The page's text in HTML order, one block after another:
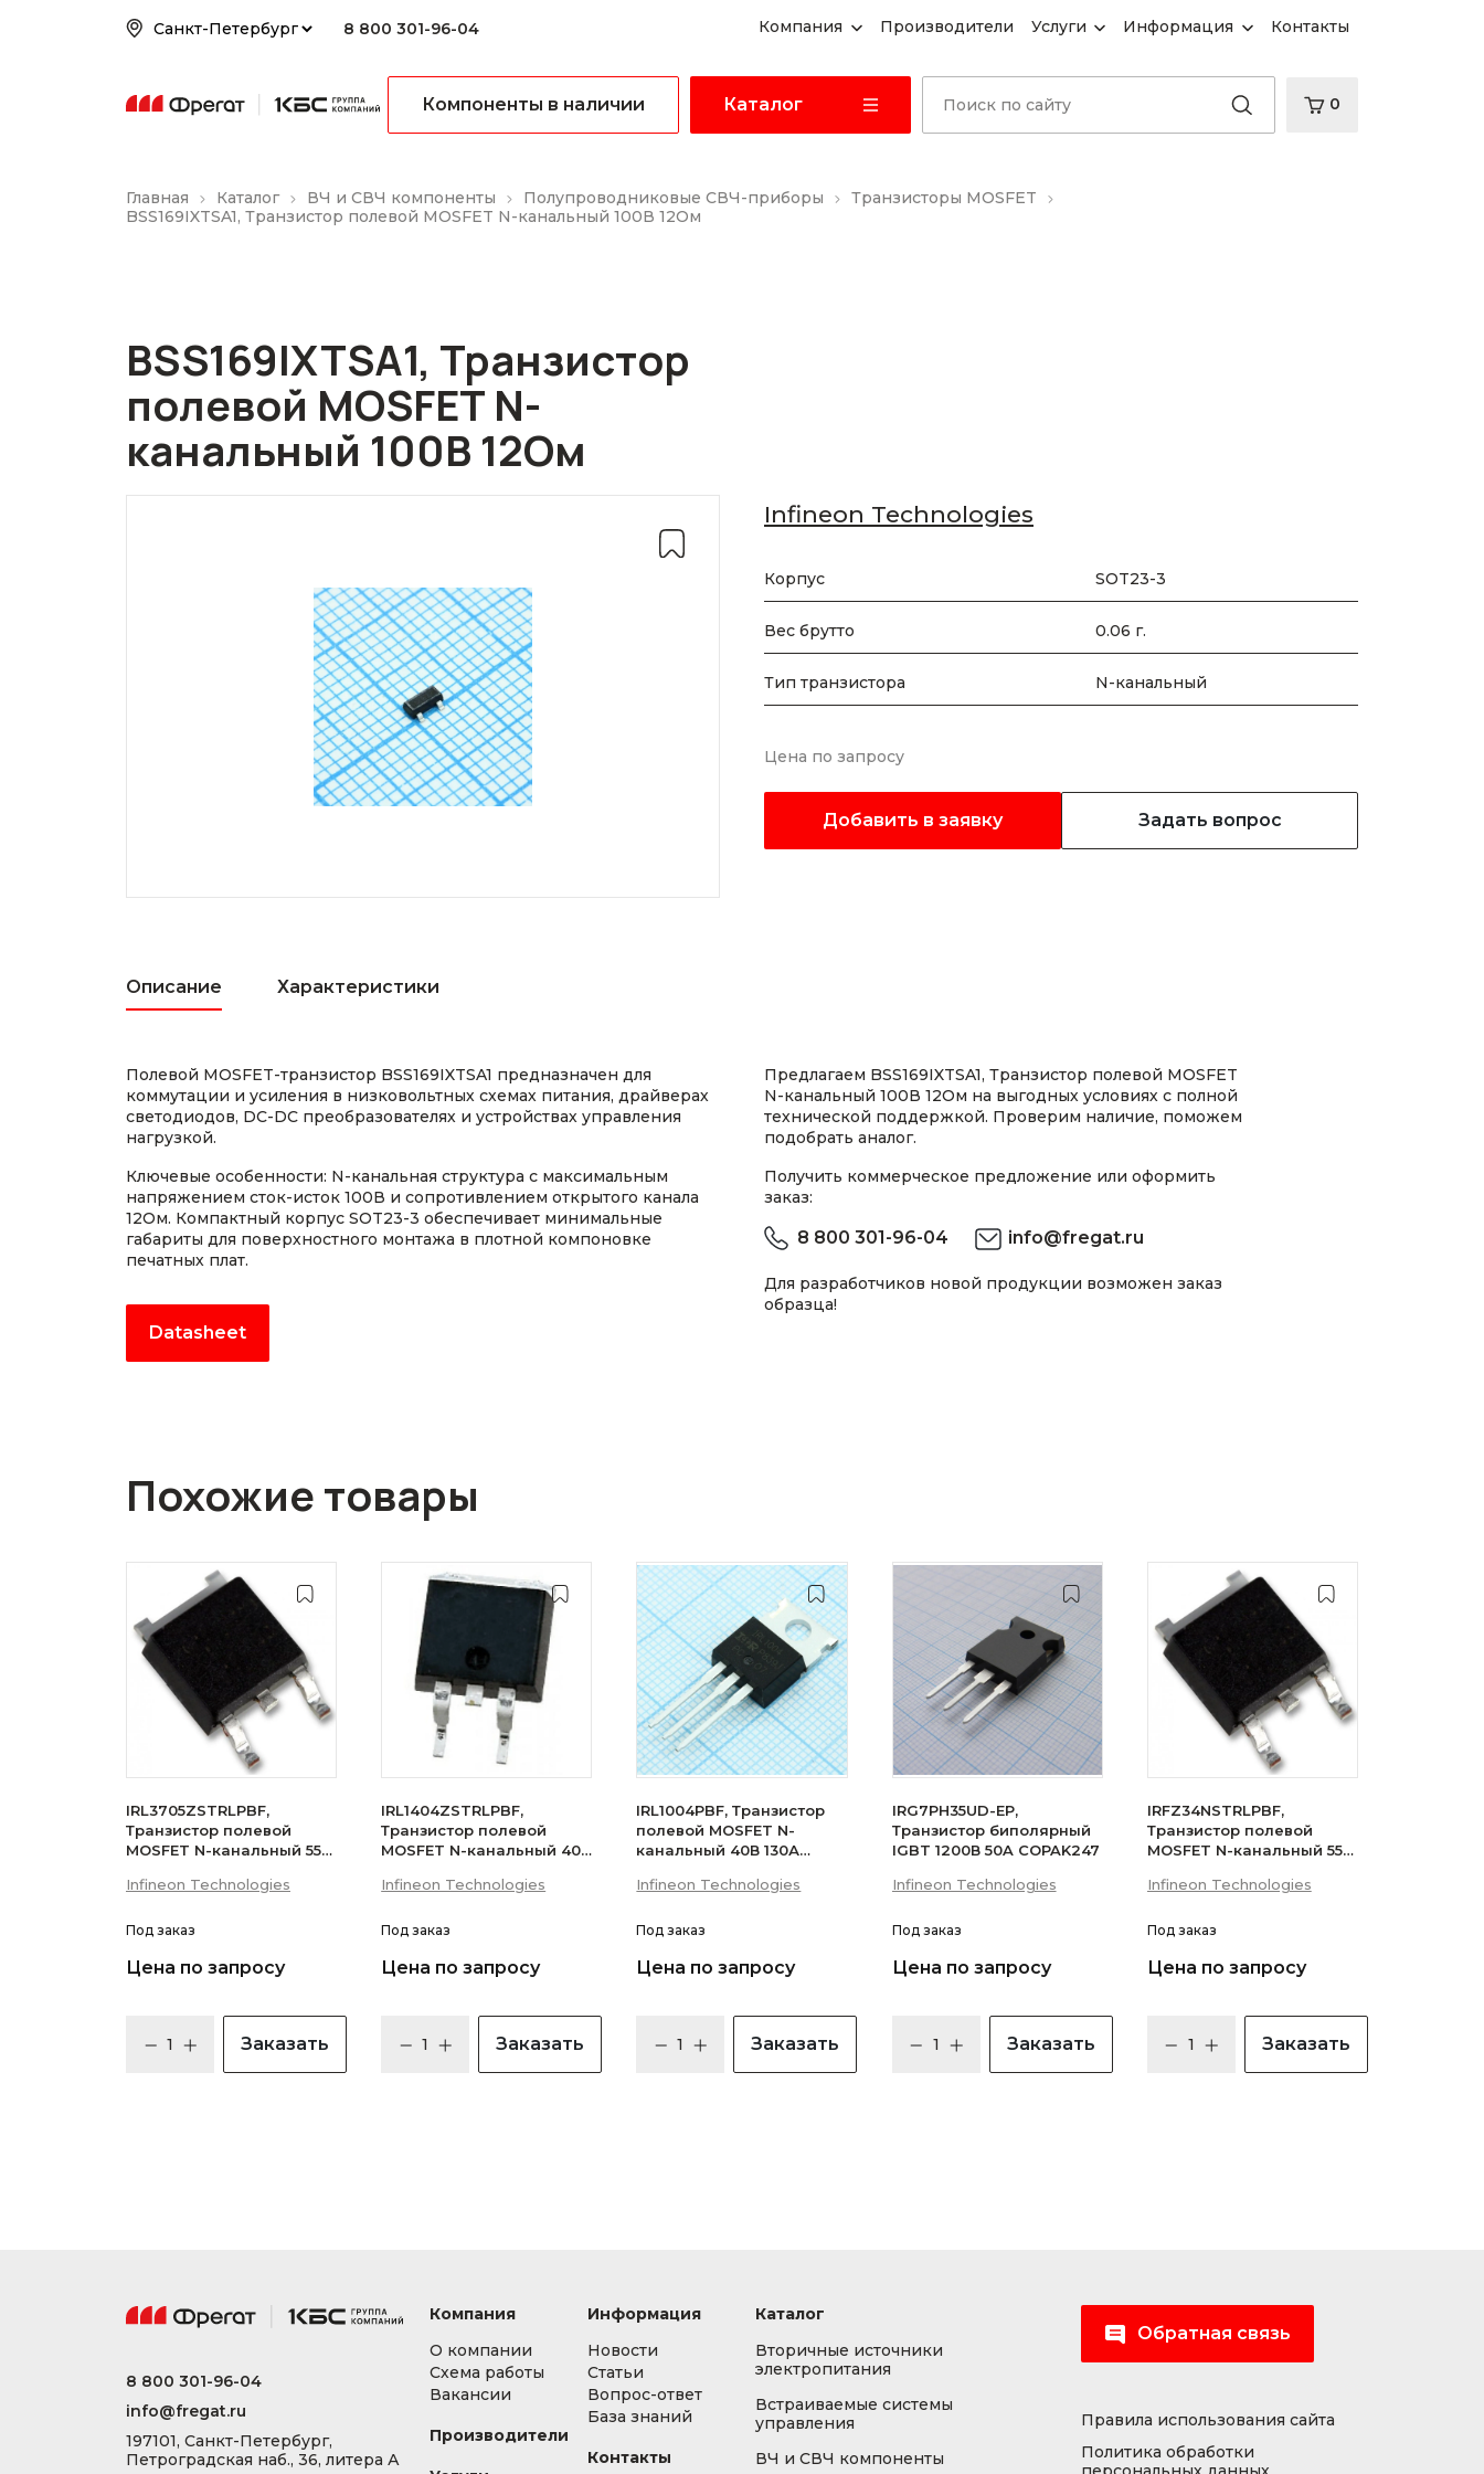
8 800 301-96-04 Компания Производители Услуги Информация Контакты
Компоненты в наличии Каталог 0
Главная Каталог ВЧ и СВЧ компоненты Полупроводниковые СВЧ-приборы
Транзисторы MOSFET
BSS169IXTSA1, Транзистор полевой MOSFET N-канальный 100В 12Ом
BSS169IXTSA1, Транзистор
полевой MOSFET N-
канальный 100В 12Ом
Infineon Technologies
Корпус SOT23-3
Вес брутто 0.06 г.
Тип транзистора N-канальный
Цена по запросу
Добавить в заявку Задать вопрос
Описание Характеристики
Полевой MOSFET-транзистор BSS169IXTSA1 предназначен для
коммутации и усиления в низковольтных схемах питания, драйверах
светодиодов, DC-DC преобразователях и устройствах управления
нагрузкой.
Ключевые особенности: N-канальная структура с максимальным
напряжением сток-исток 100В и сопротивлением открытого канала
12Ом. Компактный корпус SOT23-3 обеспечивает минимальные
габариты для поверхностного монтажа в плотной компоновке
печатных плат.
Datasheet
Предлагаем BSS169IXTSA1, Транзистор полевой MOSFET
N-канальный 100В 12Ом на выгодных условиях с полной
технической поддержкой. Проверим наличие, поможем
подобрать аналог.
Получить коммерческое предложение или оформить
заказ:
8 800 301-96-04 info@fregat.ru
Для разработчиков новой продукции возможен заказ
образца!
Похожие товары
IRL3705ZSTRLPBF,
Транзистор полевой
MOSFET N-канальный 55В
Infineon Technologies
Под заказ
Цена по запросу
Заказать
IRL1404ZSTRLPBF,
Транзистор полевой
MOSFET N-канальный 40В
Infineon Technologies
Под заказ
Цена по запросу
Заказать
IRL1004PBF, Транзистор
полевой MOSFET N-
канальный 40В 130А
Infineon Technologies
Под заказ
Цена по запросу
Заказать
IRG7PH35UD-EP,
Транзистор биполярный
IGBT 1200В 50A COPAK247
Infineon Technologies
Под заказ
Цена по запросу
Заказать
IRFZ34NSTRLPBF,
Транзистор полевой
MOSFET N-канальный 55В
лента на катушке
Infineon Technologies
Под заказ
Цена по запросу
Заказать
8 800 301-96-04
info@fregat.ru
197101, Санкт-Петербург,
Петроградская наб., 36, литера А
Компания
О компании
Схема работы
Вакансии
Производители
Информация
Новости
Статьи
Вопрос-ответ
База знаний
Контакты
Каталог
Вторичные источники
электропитания
Встраиваемые системы
управления
ВЧ и СВЧ компоненты
Обратная связь
Правила использования сайта
Политика обработки